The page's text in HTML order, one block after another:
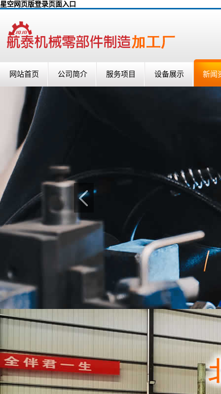
星空网页版登录页面入口
网站首页 公司简介 服务项目 设备展示 新闻
联系我们